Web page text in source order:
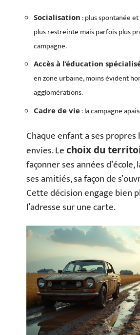
Socialisation : plus spontanée
plus restreinte mais parfois plus
campagne.
Accès à l’éducation
en zone urbaine, moins évident
agglomérations.
Cadre de vie: la campagne
Chaque enfant a ses
envies. Lechoix du
façonner ses années d’école,
ses amitiés, sa façon de
Cette décision engage bien
l’adresse sur une carte.